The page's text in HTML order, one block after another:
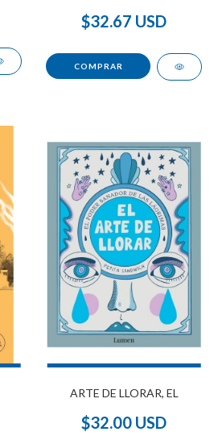
$32.67 USD
ARTE DE LLORAR, EL
$32.00 USD